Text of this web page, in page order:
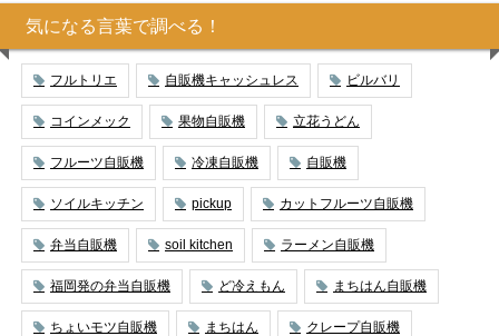
気になる言葉で調べる！
フルトリエ 自販機キャッシュレス ビルバリ
コインメック 果物自販機 立花うどん
フルーツ自販機 冷凍自販機 自販機
ソイルキッチン pickup カットフルーツ自販機
弁当自販機 soil kitchen ラーメン自販機
福岡発の弁当自販機 ど冷えもん まちはん自販機
ちょいモツ自販機 まちはん クレープ自販機